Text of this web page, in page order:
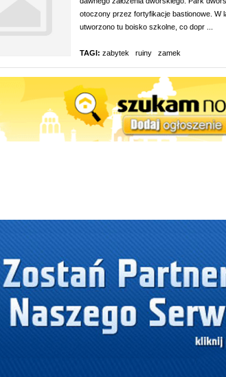
otoczony przez fortyfikacje bastionowe. W
utworzono tu boisko szkolne, co dopr ...
TAGI: zabytek ruiny zamek